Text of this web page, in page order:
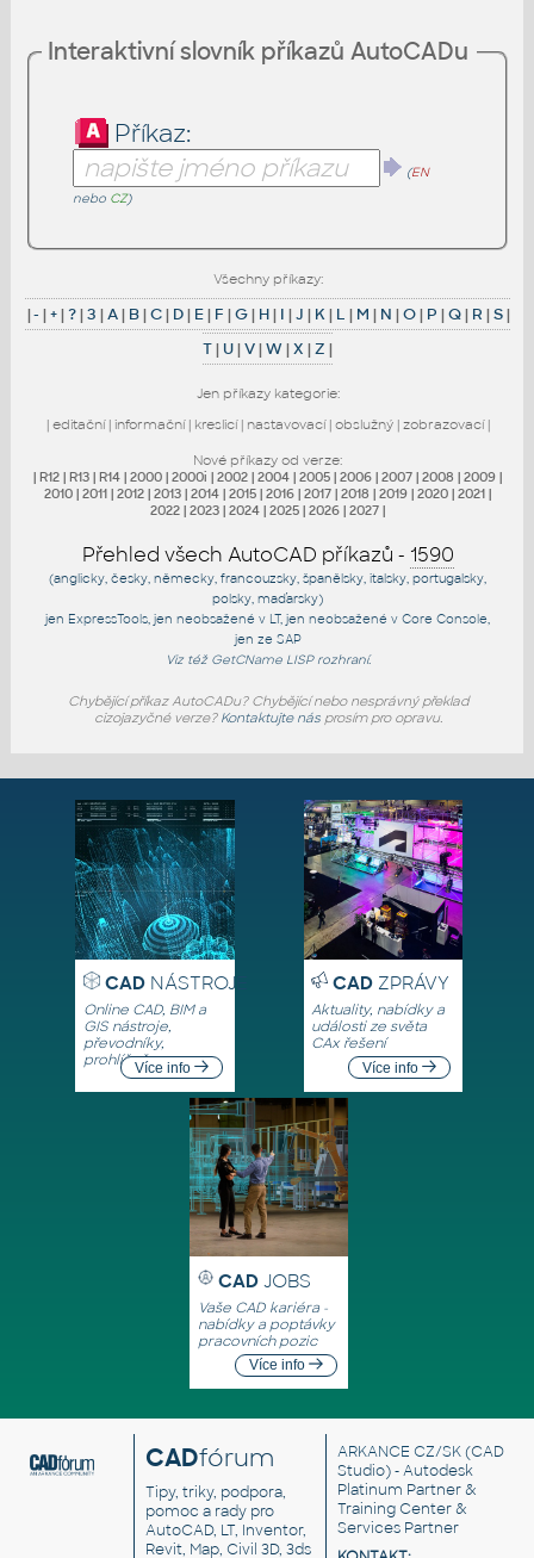
Interaktivní slovník příkazů AutoCADu
Příkaz:
(EN
nebo CZ)
Všechny příkazy:
|- |+|?|3 |A| B|C| D| E| F |G| H| I |J | K| L | M | N |O| P |Q| R |S|
T| U|V|W|X |Z |
Jen příkazy kategorie:
| editační| informační| kreslicí| nastavovací| obslužný| zobrazovací|
Nové příkazy od verze:
| R12 | R13 | R14 | 2000 | 2000i | 2002 | 2004 | 2005 | 2006 | 2007 | 2008 | 2009 |
2010 | 2011 | 2012 | 2013 | 2014 | 2015 | 2016 | 2017 | 2018 | 2019 | 2020 | 2021 |
2022 | 2023 | 2024 | 2025 | 2026 | 2027 |
Přehled všech AutoCAD příkazů - 1590
(anglicky, česky, německy, francouzsky, španělsky, italsky, portugalsky,
polsky, maďarsky)
jen ExpressTools, jen neobsažené v LT, jen neobsažené v Core Console,
jen ze SAP
Viz též GetCNameLISP rozhraní.
Chybějící příkaz AutoCADu? Chybějící nebo nesprávný překlad
cizojazyčné verze? Kontaktujte násprosím pro opravu.
CADNÁSTROJE
Online CAD, BIM a
GIS nástroje,
převodníky,
prohlížečeVíce info
CADZPRÁVY
Aktuality, nabídky a
události ze světa
CAx řešení
Více info
CAD JOBS
Vaše CAD kariéra -
nabídky a poptávky
pracovních pozic
Více info
CADfórum
Tipy, triky, podpora,
pomoc a rady pro
AutoCAD, LT, Inventor,
Revit, Map, Civil 3D, 3ds
ARKANCE CZ/SK(CAD
Studio) - Autodesk
Platinum Partner &
Training Center &
Services Partner